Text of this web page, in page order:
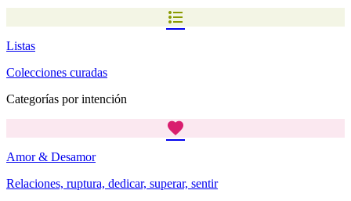
format_list_bulleted
Listas
Colecciones curadas
Categorías por intención
favorite
Amor & Desamor
Relaciones, ruptura, dedicar, superar, sentir